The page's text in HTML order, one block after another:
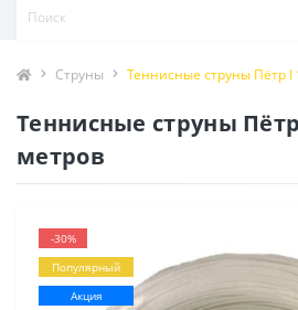
Струны Теннисные струны Пётр I
Теннисные струны
метров
-30%
Популярный
Акция